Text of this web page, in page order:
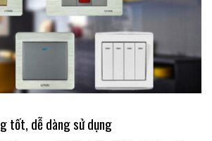
tốt, dễ dàng sử dụng